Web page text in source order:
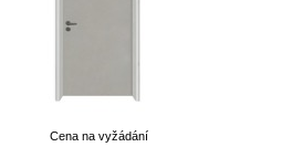
Cena na vyžádání